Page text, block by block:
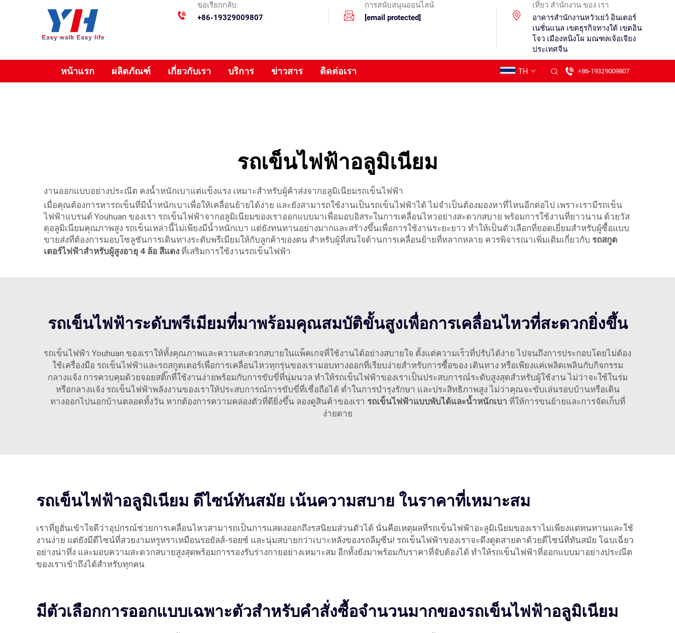
ขอเรียกกลับ:
+86-19329009807
การสนับสนุนออนไลน์
[email protected]
เที่ยว สํานักงาน ของ เรา
อาคารสำนักงานหวัวเย่ว์ อินเตอร์
เนชั่นแนล เขตธุรกิจทางใต้ เขตอิน
โจว เมืองหนิงโผ มณฑลเจ้อเจียง
ประเทศจีน
หน้าแรก ผลิตภัณฑ์ เกี่ยวกับเรา บริการ ข่าวสาร ติดต่อเรา TH +86-19329009807
รถเข็นไฟฟ้าอลูมิเนียม
งานออกแบบอย่างประณีต คงน้ำหนักเบาแต่แข็งแรง เหมาะสำหรับผู้ค้าส่งจากอลูมิเนียมรถเข็นไฟฟ้า
เมื่อคุณต้องการหารถเข็นที่มีน้ำหนักเบาเพื่อให้เคลื่อนย้ายได้ง่าย และยังสามารถใช้งานเป็นรถเข็นไฟฟ้าได้ ไม่จำเป็นต้องมองหาที่ไหนอีกต่อไป เพราะเรามีรถเข็น
ไฟฟ้าแบรนด์ Youhuan ของเรา รถเข็นไฟฟ้าจากอลูมิเนียมของเราออกแบบมาเพื่อมอบอิสระในการเคลื่อนไหวอย่างสะดวกสบาย พร้อมการใช้งานที่ยาวนาน ด้วยวัส
ดุอลูมิเนียมคุณภาพสูง รถเข็นเหล่านี้ไม่เพียงมีน้ำหนักเบา แต่ยังทนทานอย่างมากและสร้างขึ้นเพื่อการใช้งานระยะยาว ทำให้เป็นตัวเลือกที่ยอดเยี่ยมสำหรับผู้ซื้อแบบ
ขายส่งที่ต้องการมอบโซลูชันการเดินทางระดับพรีเมียมให้กับลูกค้าของตน สำหรับผู้ที่สนใจด้านการเคลื่อนย้ายที่หลากหลาย ควรพิจารณาเพิ่มเติมเกี่ยวกับ รถสกูต
เตอร์ไฟฟ้าสำหรับผู้สูงอายุ 4 ล้อ สีแดง ที่เสริมการใช้งานรถเข็นไฟฟ้า
รถเข็นไฟฟ้าระดับพรีเมียมที่มาพร้อมคุณสมบัติขั้นสูงเพื่อการเคลื่อนไหวที่สะดวกยิ่งขึ้น
รถเข็นไฟฟ้า Youhuan ของเราให้ทั้งคุณภาพและความสะดวกสบายในแพ็คเกจที่ใช้งานได้อย่างสบายใจ ตั้งแต่ความเร็วที่ปรับได้ง่าย ไปจนถึงการประกอบโดยไม่ต้อง
ใช้เครื่องมือ รถเข็นไฟฟ้าและรถสกูตเตอร์เพื่อการเคลื่อนไหวทุกรุ่นของเรามอบทางออกที่เรียบง่ายสำหรับการซื้อของ เดินทาง หรือเพียงแค่เพลิดเพลินกับกิจกรรม
กลางแจ้ง การควบคุมด้วยจอยสติ๊กที่ใช้งานง่ายพร้อมกับการขับขี่ที่นุ่มนวล ทำให้รถเข็นไฟฟ้าของเราเป็นประสบการณ์ระดับสูงสุดสำหรับผู้ใช้งาน ไม่ว่าจะใช้ในร่ม
หรือกลางแจ้ง รถเข็นไฟฟ้าพลังงานของเราให้ประสบการณ์การขับขี่ที่เชื่อถือได้ ต่ำในการบำรุงรักษา และประสิทธิภาพสูง ไม่ว่าคุณจะขับเล่นรอบบ้านหรือเดิน
ทางออกไปนอกบ้านตลอดทั้งวัน หากต้องการความคล่องตัวที่ดียิ่งขึ้น ลองดูสินค้าของเรา รถเข็นไฟฟ้าแบบพับได้และน้ำหนักเบา ที่ให้การขนย้ายและการจัดเก็บที่
ง่ายดาย
รถเข็นไฟฟ้าอลูมิเนียม ดีไซน์ทันสมัย เน้นความสบาย ในราคาที่เหมาะสม
เราที่ยูฮั่นเข้าใจดีว่าอุปกรณ์ช่วยการเคลื่อนไหวสามารถเป็นการแสดงออกถึงรสนิยมส่วนตัวได้ นั่นคือเหตุผลที่รถเข็นไฟฟ้าอะลูมิเนียมของเราไม่เพียงแต่ทนทานและใช้
งานง่าย แต่ยังมีดีไซน์ที่สวยงามหรูหราเหมือนรอยัลส์-รอยซ์ และนุ่มสบายกว่าเบาะหลังของรถลีมูซีน! รถเข็นไฟฟ้าของเราจะดึงดูดสายตาด้วยดีไซน์ที่ทันสมัย โฉบเฉี่ยว
อย่างน่าทึ่ง และมอบความสะดวกสบายสูงสุดพร้อมการรองรับร่างกายอย่างเหมาะสม อีกทั้งยังมาพร้อมกับราคาที่จับต้องได้ ทำให้รถเข็นไฟฟ้าที่ออกแบบมาอย่างประณีต
ของเราเข้าถึงได้สำหรับทุกคน
มีตัวเลือกการออกแบบเฉพาะตัวสำหรับคำสั่งซื้อจำนวนมากของรถเข็นไฟฟ้าอลูมิเนียม